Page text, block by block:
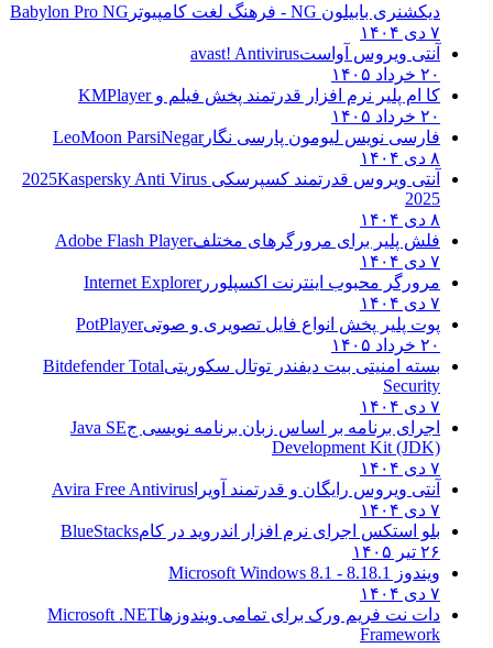
دیکشنری بابیلون NG - فرهنگ لغت کامپیوتر
Babylon Pro NG
۷ دی ۱۴۰۴
آنتی ویروس آواستavast! Antivirus
۲۰ خرداد ۱۴۰۵
کا ام پلیر نرم افزار قدرتمند پخش فیلم وKMPlayer
۲۰ خرداد ۱۴۰۵
فارسی نویس لیومون پارسی نگارLeoMoon ParsiNegar
۸ دی ۱۴۰۴
آنتی ویروس قدرتمند کسپرسکی 2025 Kaspersky Anti Virus
2025
۸ دی ۱۴۰۴
فلش پلیر برای مرورگرهای مختلفAdobe Flash Player
۷ دی ۱۴۰۴
مرورگر محبوب اینترنت اکسپلوررInternet Explorer
۷ دی ۱۴۰۴
پوت پلیر پخش انواع فایل تصویری و صوتیPotPlayer
۲۰ خرداد ۱۴۰۵
بسته امنیتی بیت دیفندر توتال سکوریتیBitdefender Total
Security
۷ دی ۱۴۰۴
اجرای برنامه بر اساس زبان برنامه نویسی جJava SE
Development Kit (JDK)
۷ دی ۱۴۰۴
آنتی ویروس رایگان و قدرتمند آویرا Avira Free Antivirus
۷ دی ۱۴۰۴
بلو استکس اجرای نرم افزار اندروید در کامBlueStacks
۲۶ تیر ۱۴۰۵
ویندوز 8.1
8.1 - Microsoft Windows 8.1
۷ دی ۱۴۰۴
دات نت فریم ورک برای تمامی ویندوزهاMicrosoft .NET
Framework